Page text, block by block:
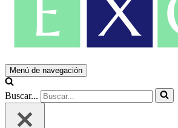
Menú de navegación
Buscar...